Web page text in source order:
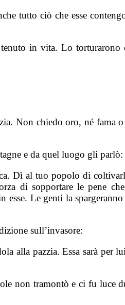
tutto ciò che esse
in vita. Lo
Non chiedo oro, né fama
e da quel luogo gli parlò:
Dì al tuo popolo di
di sopportare le pene
esse. Le genti la
sull’invasore:
alla pazzia. Essa sarà per
non tramontò e ci fu luce